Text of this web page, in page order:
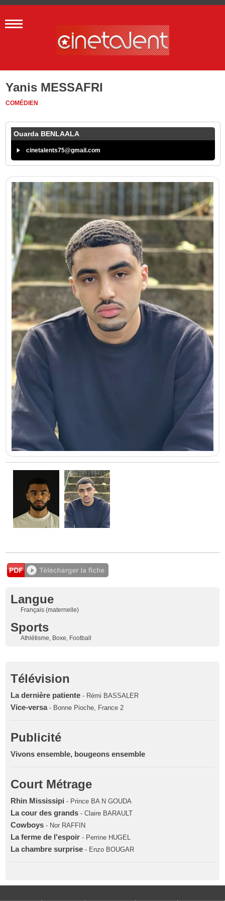
Yanis MESSAFRI
COMÉDIEN
Ouarda BENLAALA
cinetalents75@gmail.com
Langue
Français (maternelle)
Sports
Athlétisme, Boxe, Football
Télévision
La dernière patiente - Rémi BASSALER
Vice-versa- Bonne Pioche, France 2
Publicité
Vivons ensemble, bougeons ensemble
Court Métrage
Rhin Mississipi - Prince BA N GOUDA
La cour des grands - Claire BARAULT
Cowboys - Nor RAFFIN
La ferme de l'espoir - Perrine HUGEL
La chambre surprise - Enzo BOUGAR